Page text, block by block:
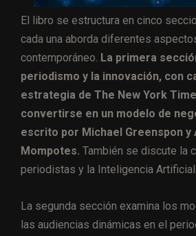
El libro se estructura en cinco
cada una aborda diferentes
contemporáneo. La primera
periodismo y la innovación, con
estrategia de The New York
convertirse en un modelo de
escrito por Michael Greenspon y
Mompotes. También se discute la
periodistas y la Inteligencia Artificial.
La segunda sección examina los
las audiencias dinámicas en el